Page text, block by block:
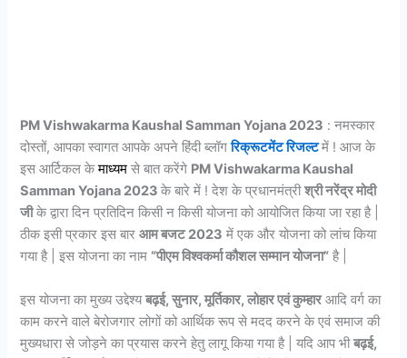
PM Vishwakarma Kaushal Samman Yojana 2023 : नमस्कार
दोस्तों, आपका स्वागत आपके अपने हिंदी ब्लॉगरिक्रूटमेंट रिजल्टमें ! आज के
इस आर्टिकल केमाध्यमसे बात करेंगे PM Vishwakarma Kaushal
Samman Yojana 2023 के बारे में ! देश के प्रधानमंत्रीश्री नरेंद्र मोदी
जीके द्वारा दिन प्रतिदिन किसी न किसी योजना को आयोजित किया जा रहा है |
ठीक इसी प्रकार इस बारआम बजट 2023 में एक और योजना को लांच किया
गया है | इस योजना का नाम “पीएम विश्वकर्मा कौशल सम्मान योजना” है |
इस योजना का मुख्य उद्देश्यबढ़ई, सुनार, मूर्तिकार, लोहार एवं कुम्हारआदि वर्ग का
काम करने वाले बेरोजगार लोगों को आर्थिक रूप से मदद करने के एवं समाज की
मुख्यधारा से जोड़ने का प्रयास करने हेतु लागू किया गया है | यदि आप भीबढ़ई,